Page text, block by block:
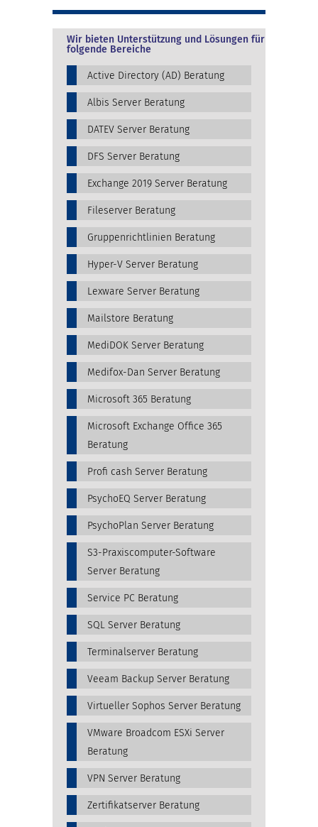
Wir bieten Unterstützung und Lösungen für
folgende Bereiche
Active Directory (AD) Beratung
Albis Server Beratung
DATEV Server Beratung
DFS Server Beratung
Exchange 2019 Server Beratung
Fileserver Beratung
Gruppenrichtlinien Beratung
Hyper-V Server Beratung
Lexware Server Beratung
Mailstore Beratung
MediDOK Server Beratung
Medifox-Dan Server Beratung
Microsoft 365 Beratung
Microsoft Exchange Office 365
Beratung
Profi cash Server Beratung
PsychoEQ Server Beratung
PsychoPlan Server Beratung
S3-Praxiscomputer-Software
Server Beratung
Service PC Beratung
SQL Server Beratung
Terminalserver Beratung
Veeam Backup Server Beratung
Virtueller Sophos Server Beratung
VMware Broadcom ESXi Server
Beratung
VPN Server Beratung
Zertifikatserver Beratung